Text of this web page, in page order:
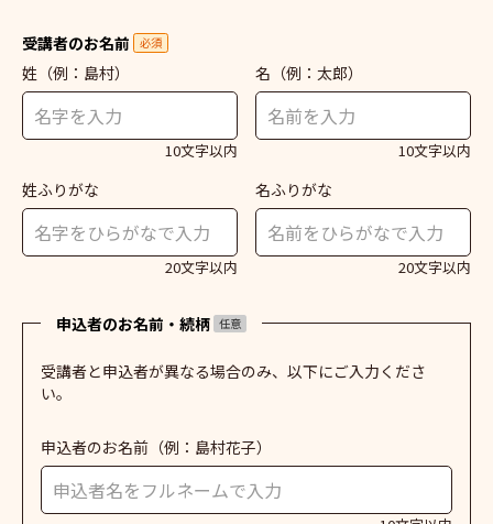
受講者のお名前 必須
姓 （例：島村）
10文字以内
名 （例：太郎）
10文字以内
姓ふりがな
20文字以内
名ふりがな
20文字以内
申込者のお名前・続柄 任意
受講者と申込者が異なる場合のみ、以下にご入力くださ
い。
申込者のお名前 （例：島村花子）